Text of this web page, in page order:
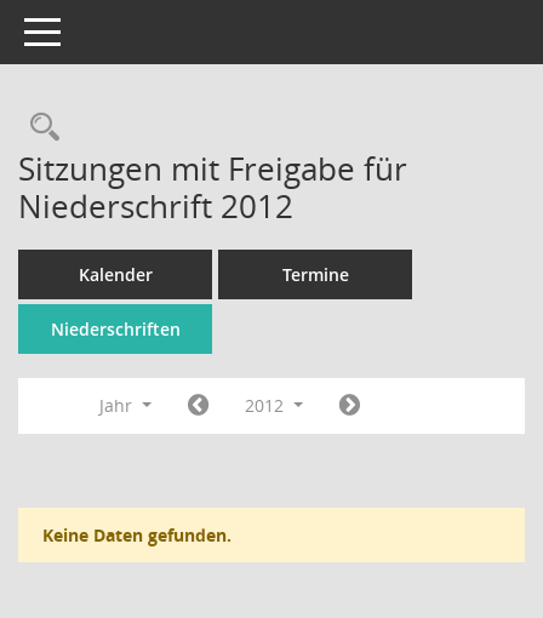
Toggle navigation
Rechercheauswahl
Sitzungen mit Freigabe für
Niederschrift 2012
Kalender Termine
Niederschriften
Jahr 2012
Keine Daten gefunden.